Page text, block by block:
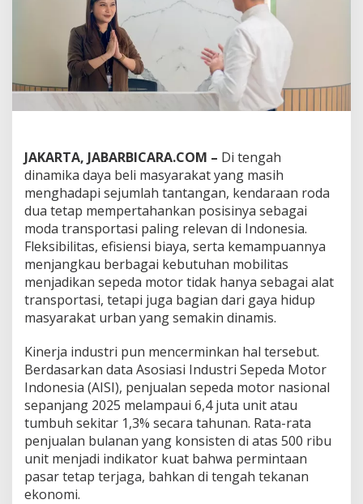
B
F
i
n
P
e
r
l
a
s
A
k
s
e
s
e
m
b
i
a
y
a
a
M
JAKARTA, JABARBICARA.COM – Di tengah
dinamika daya beli masyarakat yang masih
menghadapi sejumlah tantangan, kendaraan roda
dua tetap mempertahankan posisinya sebagai
moda transportasi paling relevan di Indonesia.
Fleksibilitas, efisiensi biaya, serta kemampuannya
menjangkau berbagai kebutuhan mobilitas
menjadikan sepeda motor tidak hanya sebagai alat
transportasi, tetapi juga bagian dari gaya hidup
masyarakat urban yang semakin dinamis.
Kinerja industri pun mencerminkan hal tersebut.
Berdasarkan data Asosiasi Industri Sepeda Motor
Indonesia (AISI), penjualan sepeda motor nasional
sepanjang 2025 melampaui 6,4 juta unit atau
tumbuh sekitar 1,3% secara tahunan. Rata-rata
penjualan bulanan yang konsisten di atas 500 ribu
unit menjadi indikator kuat bahwa permintaan
pasar tetap terjaga, bahkan di tengah tekanan
ekonomi.